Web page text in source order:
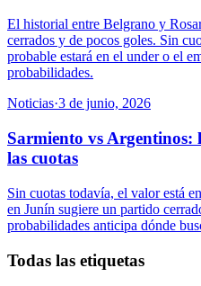
El historial entre Belgrano y
cerrados y de pocos goles. Sin
probable estará en el under o el
probabilidades.
Noticias·3 de junio, 2026
Sarmiento vs Argentinos:
las cuotas
Sin cuotas todavía, el valor está
en Junín sugiere un partido
probabilidades anticipa dónde
Todas las etiquetas